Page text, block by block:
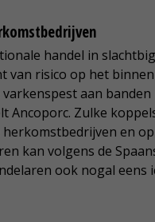
handel in
van risico op het
aan
Ancoporc. Zulke
en
kan volgens de
ook nogal eens